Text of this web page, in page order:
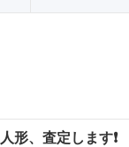
形、査定します❗️